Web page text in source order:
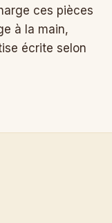
ces pièces
à la main,
écrite selon